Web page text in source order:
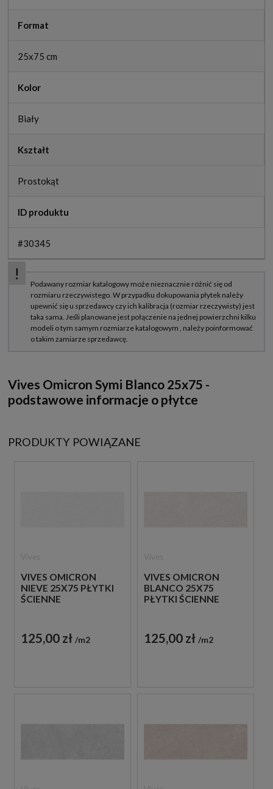
Format
25x75 cm
Kolor
Biały
Kształt
Prostokąt
ID produktu
#30345
Vives Omicron Symi Blanco 25x75 -
podstawowe informacje o płytce
PRODUKTY POWIĄZANE
VIVES OMICRON
NIEVE 25X75 PŁYTKI
ŚCIENNE
125,00 zł m2
VIVES OMICRON
BLANCO 25X75
PŁYTKI ŚCIENNE
125,00 zł m2